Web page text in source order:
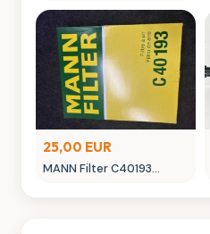
neuwertig in OVP
25,00 EUR
MANN Filter C40193